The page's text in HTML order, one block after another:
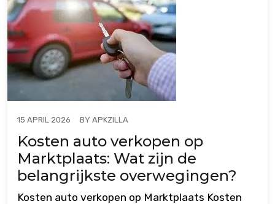
15 APRIL 2026 BY APKZILLA
Kosten auto verkopen op
Marktplaats: Wat zijn de
belangrijkste overwegingen?
Kosten auto verkopen op Marktplaats Kosten